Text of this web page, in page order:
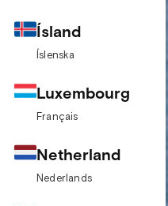
Ísland
Íslenska
Luxembourg
Français
Netherland
Nederlands